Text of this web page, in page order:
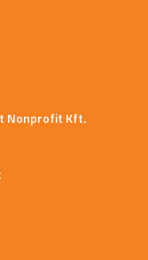
Nonprofit Kft.